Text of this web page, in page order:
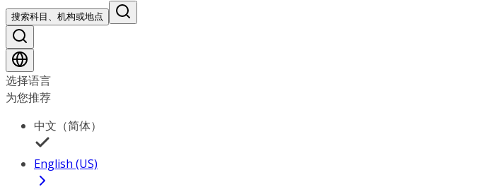
搜索科目、机构或地点
选择语言
为您推荐
中文（简体）
English (US)